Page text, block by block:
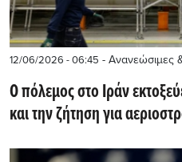
12/06/2026 - 06:45 - Ανανεώσιμες
Ο πόλεμος στο Ιράν
και την ζήτηση για